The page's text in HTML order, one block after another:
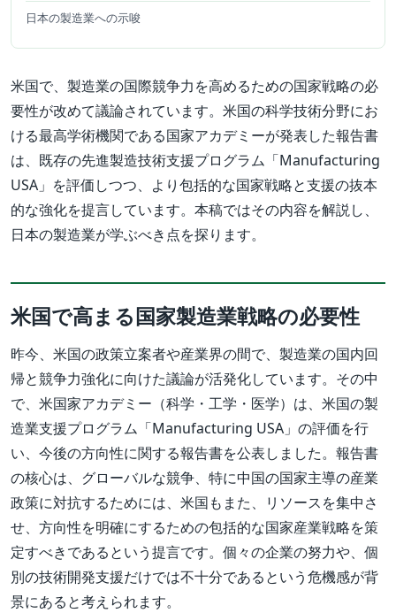
日本の製造業への示唆
米国で、製造業の国際競争力を高めるための国家戦略の必
要性が改めて議論されています。米国の科学技術分野にお
ける最高学術機関である国家アカデミーが発表した報告書
は、既存の先進製造技術支援プログラム「Manufacturing
USA」を評価しつつ、より包括的な国家戦略と支援の抜本
的な強化を提言しています。本稿ではその内容を解説し、
日本の製造業が学ぶべき点を探ります。
米国で高まる国家製造業戦略の必要性
昨今、米国の政策立案者や産業界の間で、製造業の国内回
帰と競争力強化に向けた議論が活発化しています。その中
で、米国家アカデミー（科学・工学・医学）は、米国の製
造業支援プログラム「Manufacturing USA」の評価を行
い、今後の方向性に関する報告書を公表しました。報告書
の核心は、グローバルな競争、特に中国の国家主導の産業
政策に対抗するためには、米国もまた、リソースを集中さ
せ、方向性を明確にするための包括的な国家産業戦略を策
定すべきであるという提言です。個々の企業の努力や、個
別の技術開発支援だけでは不十分であるという危機感が背
景にあると考えられます。